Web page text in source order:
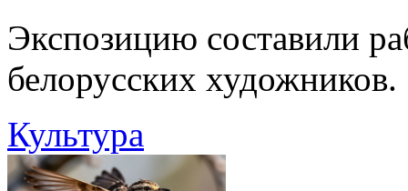
Экспозицию составили
белорусских художников.
Культура